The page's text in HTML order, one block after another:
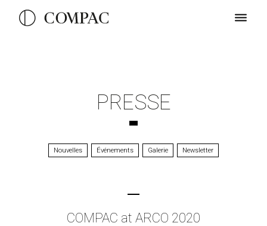
PRESSE
Nouvelles Événements Galerie Newsletter
COMPAC at ARCO 2020